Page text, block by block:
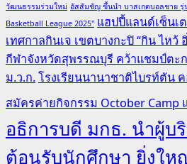
วัฒนธรรมร่วมใหม่ อัสสัมชัญ ขึ้นนำ บาสเกตบอลชาย รุ่
Basketball League 2025" แฮปปี้แลนด์เซ็นเ
เทศกาลกินเจ เขตบางกะปิ “กิน ไหว้
กีฬาจังหวัดสุพรรณบุรี คว้าแชมป์ตะ
ม.ว.ก.โรงเรียนนานาชาติไบรท์ตัน
สมัครค่ายกิจกรรม October Camp
อธิการบดี มกธ. นำผู้บ
ต้อนรับนักศึกษา ยิ่งให